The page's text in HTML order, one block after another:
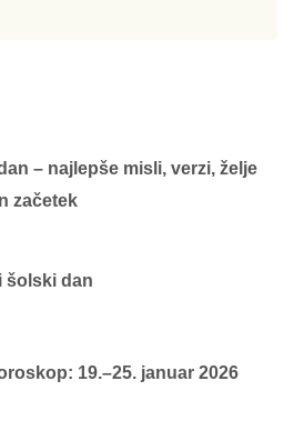
– najlepše misli, verzi, želje
začetek
šolski dan
19.–25. januar 2026